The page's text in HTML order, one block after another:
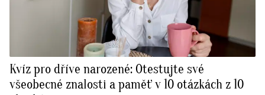
Kvíz pro dříve narozené: Otestujte své
všeobecné znalosti a paměť v 10 otázkách z 10